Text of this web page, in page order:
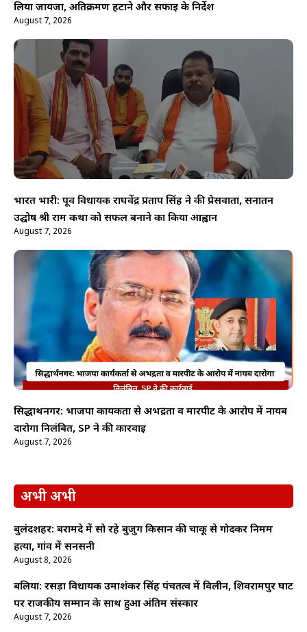
लिया जायजा, अतिक्रमण हटाने और सफाई के निर्देश
August 7, 2026
भारत भारी: पूर्व विधायक राघवेंद्र प्रताप सिंह ने की प्रेसवार्ता, सनातन
उद्घोष श्री राम कथा को सफल बनाने का किया आह्वान
August 7, 2026
सिद्धार्थनगर: भाजपा कार्यकर्ता से अभद्रता व मारपीट के आरोप में नायब
दारोगा निलंबित, SP ने की कार्रवाई
August 7, 2026
अभी अभी
बुलंदशहर: बरामदे में सो रहे बुजुर्ग किसान की चाकू से गोदकर निर्मम
हत्या, गांव में सनसनी
August 8, 2026
बलिया: रसड़ा विधायक उमाशंकर सिंह पंचतत्व में विलीन, शिवरामपुर घाट
पर राजकीय सम्मान के साथ हुआ अंतिम संस्कार
August 7, 2026